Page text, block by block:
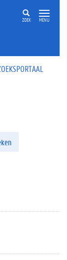
ZOEK MENU